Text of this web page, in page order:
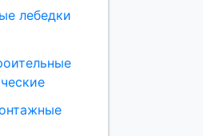
лебедки